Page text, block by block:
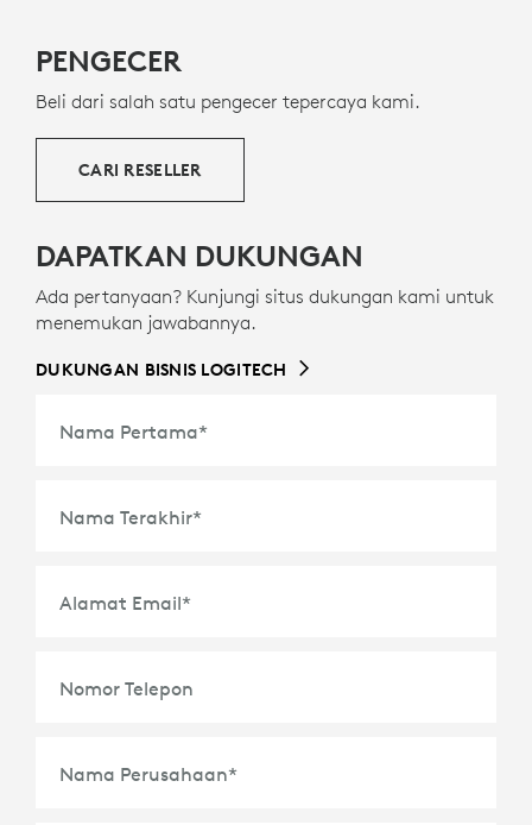
PENGECER
Beli dari salah satu pengecer tepercaya kami.
CARI RESELLER
DAPATKAN DUKUNGAN
Ada pertanyaan? Kunjungi situs dukungan kami untuk
menemukan jawabannya.
DUKUNGAN BISNIS LOGITECH
Nama Pertama*
Nama Terakhir*
Alamat Email*
Nomor Telepon
Nama Perusahaan*